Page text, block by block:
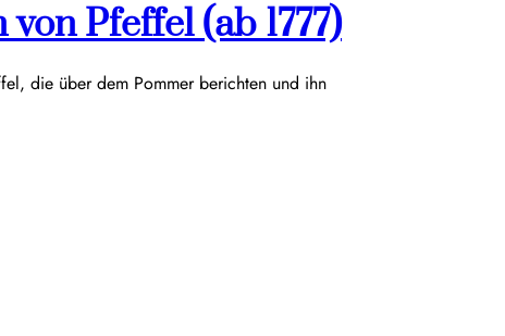
Pfeffel (ab 1777)
die über dem Pommer berichten und ihn